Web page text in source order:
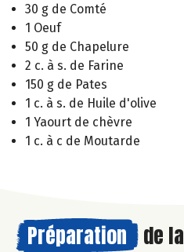
30 g de Comté
1 Oeuf
50 g de Chapelure
2 c. à s. de Farine
150 g de Pates
1 c. à s. de Huile d'olive
1 Yaourt de chèvre
1 c. à c de Moutarde
Préparation de la